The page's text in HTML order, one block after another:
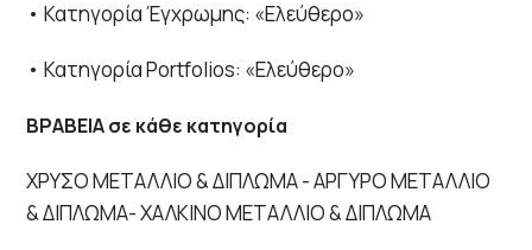
• Κατηγορία Έγχρωμης: «Ελεύθερο»
• Κατηγορία Portfolios: «Ελεύθερο»
ΒΡΑΒΕΙΑ σε κάθε κατηγορία
ΧΡΥΣΟ ΜΕΤΑΛΛΙΟ & ΔΙΠΛΩΜΑ - ΑΡΓΥΡΟ ΜΕΤΑΛΛΙΟ
& ΔΙΠΛΩΜΑ- ΧΑΛΚΙΝΟ ΜΕΤΑΛΛΙΟ & ΔΙΠΛΩΜΑ